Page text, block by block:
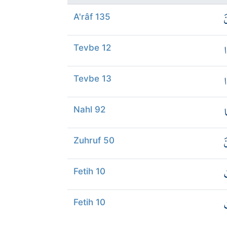
A'râf 135
Tevbe 12
Tevbe 13
Nahl 92
Zuhruf 50
Fetih 10
Fetih 10